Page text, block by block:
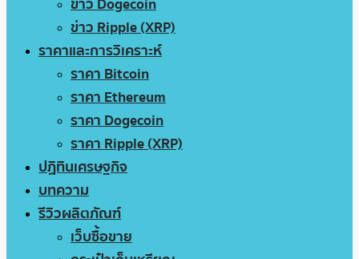
ข่าว Ripple (XRP)
ราคาและการวิเคราะห์
ราคา Bitcoin
ราคา Ethereum
ราคา Dogecoin
ราคา Ripple (XRP)
ปฏิทินเศรษฐกิจ
บทความ
รีวิวผลิตภัณฑ์
เว็บซื้อขาย